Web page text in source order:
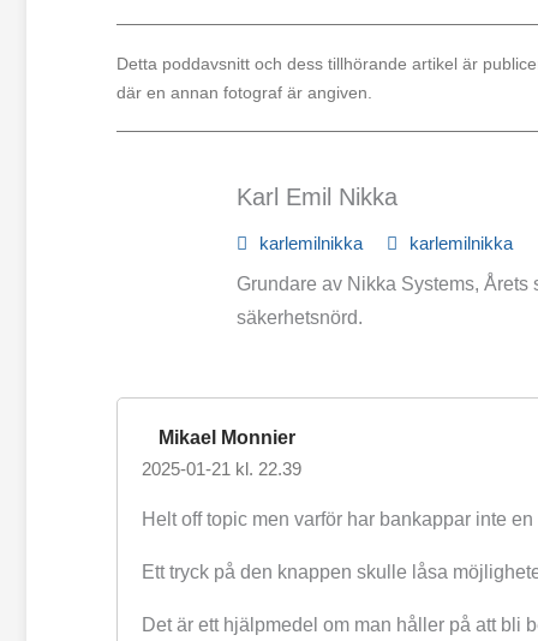
Detta poddavsnitt och dess tillhörande artikel är
där en annan fotograf är angiven.
Karl Emil Nikka
karlemilnikka
karlemilnikka
Grundare av Nikka Systems,
säkerhetsnörd.
Mikael Monnier
2025-01-21 kl. 22.39
Helt off topic men varför har bankappar inte
Ett tryck på den knappen skulle låsa
Det är ett hjälpmedel om man håller på att bli